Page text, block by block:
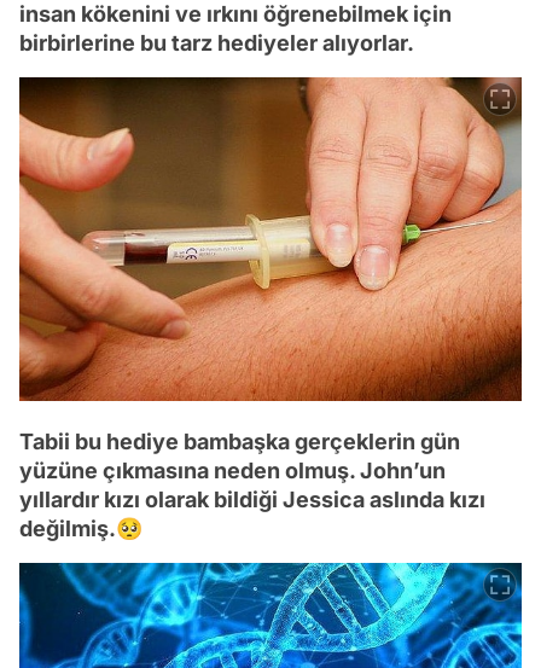
insan kökenini ve ırkını öğrenebilmek için
birbirlerine bu tarz hediyeler alıyorlar.
Tabii bu hediye bambaşka gerçeklerin gün
yüzüne çıkmasına neden olmuş. John’un
yıllardır kızı olarak bildiği Jessica aslında kızı
değilmiş.🥺